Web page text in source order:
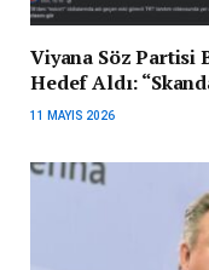
Viyana Söz Partisi
Hedef Aldı:
11 MAYIS 2026